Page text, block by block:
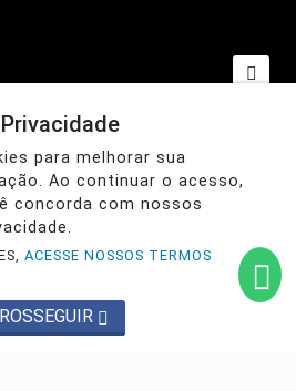
os direitos reservados. Conteúdo
brasileira de direitos autorais. CNPJ:
0001/66
de Uso e Privacidade
para melhorar sua
Ao continuar o acesso,
concorda com nossos
ACESSE NOSSOS TERMOS